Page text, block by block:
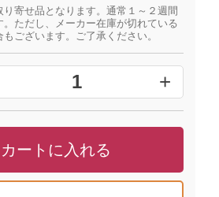
寄せ品となります。通常１～２週間
ただし、メーカー在庫が切れている
ございます。ご了承ください。
1 +
カートに入れる